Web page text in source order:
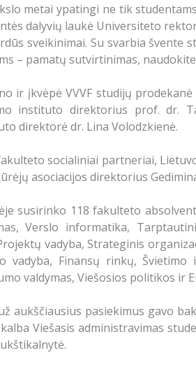
metai ypatingi ne tik
dalyvių laukė Universiteto
sveikinimai. Su svarbia švente
– pamatų sutvirtinimas,
ir įkvėpė VVVF studijų
instituto direktorius prof. dr.
direktorė dr. Lina Volodzkienė.
socialiniai partneriai,
asociacijos direktorius
susirinko 118 fakulteto
Verslo informatika,
vadyba, Strateginis
vadyba, Finansų rinkų,
valdymas, Viešosios politikos ir
aukščiausius pasiekimus gavo
Viešasis administravimas